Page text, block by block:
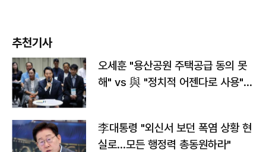
추천기사
오세훈 "용산공원 주택공급 동의 못
해" vs 與 "정치적 어젠다로 사용"
李대통령 "외신서 보던 폭염 상황 현
실로…모든 행정력 총동원하라"